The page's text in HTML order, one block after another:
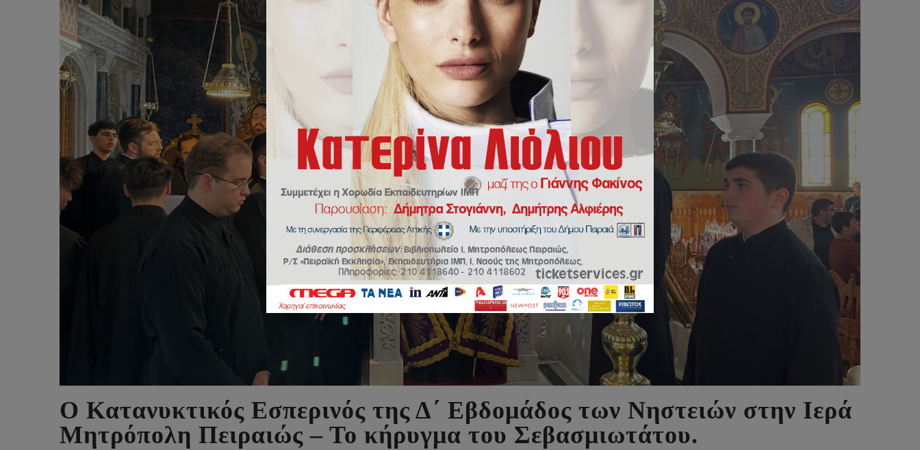
Ο Κατανυκτικός Εσπερινός της Δ΄ Εβδομάδος των Νηστειών στην Ιερά
Μητρόπολη Πειραιώς – Το κήρυγμα του Σεβασμιωτάτου.